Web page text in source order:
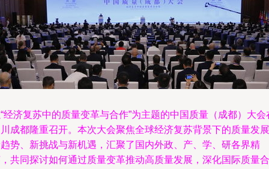
经济复苏中的质量变革与合作”为主题的中国质量（成都）大会
成都隆重召开。本次大会聚焦全球经济复苏背景下的质量发展
势、新挑战与新机遇，汇聚了国内外政、产、学、研各界精
共同探讨如何通过质量变革推动高质量发展，深化国际质量合